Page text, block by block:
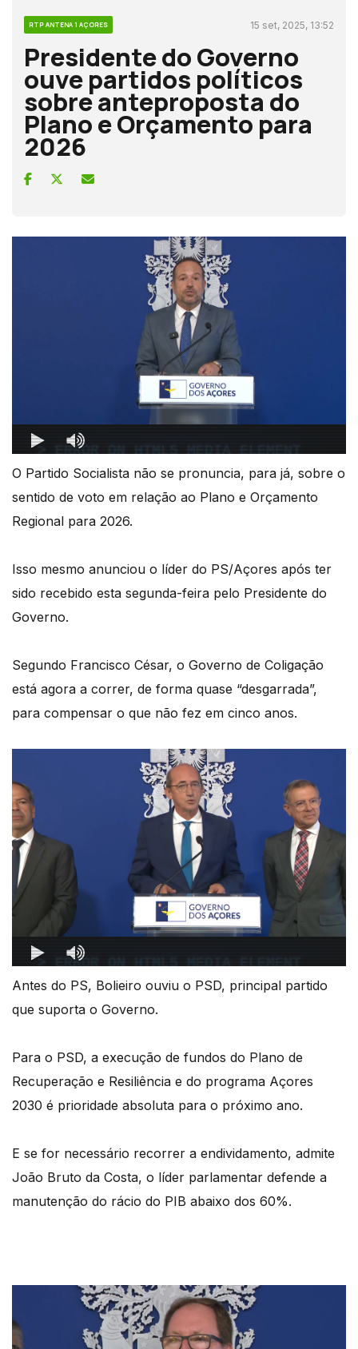
RTP ANTENA 1 AÇORES 15 set, 2025, 13:52
Presidente do Governo
ouve partidos políticos
sobre anteproposta do
Plano e Orçamento para
2026
O Partido Socialista não se pronuncia, para já, sobre o
sentido de voto em relação ao Plano e Orçamento
Regional para 2026.
Isso mesmo anunciou o líder do PS/Açores após ter
sido recebido esta segunda-feira pelo Presidente do
Governo.
Segundo Francisco César, o Governo de Coligação
está agora a correr, de forma quase “desgarrada”,
para compensar o que não fez em cinco anos.
Antes do PS, Bolieiro ouviu o PSD, principal partido
que suporta o Governo.
Para o PSD, a execução de fundos do Plano de
Recuperação e Resiliência e do programa Açores
2030 é prioridade absoluta para o próximo ano.
E se for necessário recorrer a endividamento, admite
João Bruto da Costa, o líder parlamentar defende a
manutenção do rácio do PIB abaixo dos 60%.